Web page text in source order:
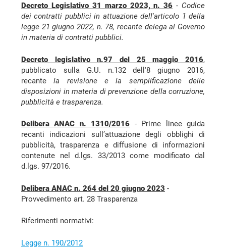
Decreto Legislativo 31 marzo 2023, n. 36 - Codice
dei contratti pubblici in attuazione dell'articolo 1 della
legge 21 giugno 2022, n. 78, recante delega al Governo
in materia di contratti pubblici.
Decreto legislativo n.97 del 25 maggio 2016,
pubblicato sulla G.U. n.132 dell'8 giugno 2016,
recantela revisione e la semplificazione delle
disposizioni in materia di prevenzione della corruzione,
pubblicità e trasparenza.
Delibera ANAC n. 1310/2016 - Prime linee guida
recanti indicazioni sull’attuazione degli obblighi di
pubblicità, trasparenza e diffusione di informazioni
contenute nel d.lgs. 33/2013 come modificato dal
d.lgs. 97/2016.
Delibera ANAC n. 264 del 20 giugno 2023 -
Provvedimento art. 28 Trasparenza
Riferimenti normativi:
Legge n. 190/2012